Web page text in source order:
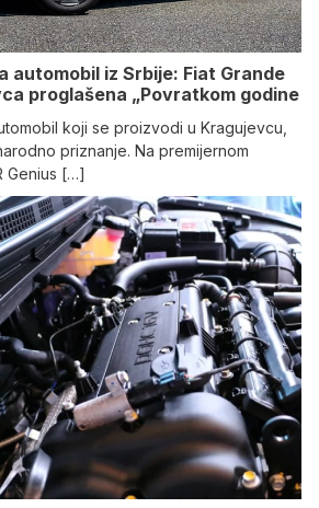
automobil iz Srbije: Fiat Grande
proglašena „Povratkom godine
koji se proizvodi u Kragujevcu,
priznanje. Na premijernom
Genius […]